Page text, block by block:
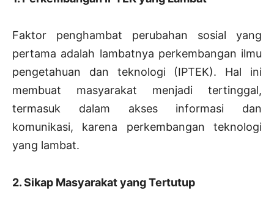
Faktor penghambat perubahan sosial yang
pertama adalah lambatnya perkembangan ilmu
pengetahuan dan teknologi (IPTEK). Hal ini
membuat masyarakat menjadi tertinggal,
termasuk dalam akses informasi dan
komunikasi, karena perkembangan teknologi
yang lambat.
2. Sikap Masyarakat yang Tertutup